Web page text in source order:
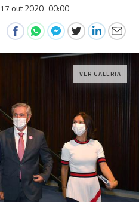
17 out 2020 00:00
VER GALERIA